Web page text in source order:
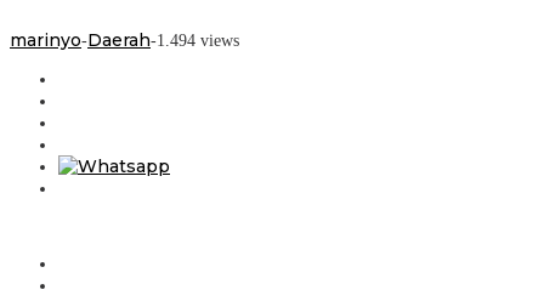
marinyo-Daerah-1.494 views